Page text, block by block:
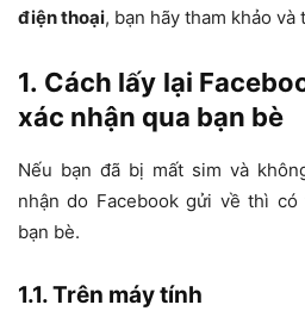
điện thoại, bạn hãy tham khảo
1. Cách lấy lại
xác nhận qua bạn bè
Nếu bạn đã bị mất sim và
nhận do Facebook gửi về thì
bạn bè.
1.1. Trên máy tính